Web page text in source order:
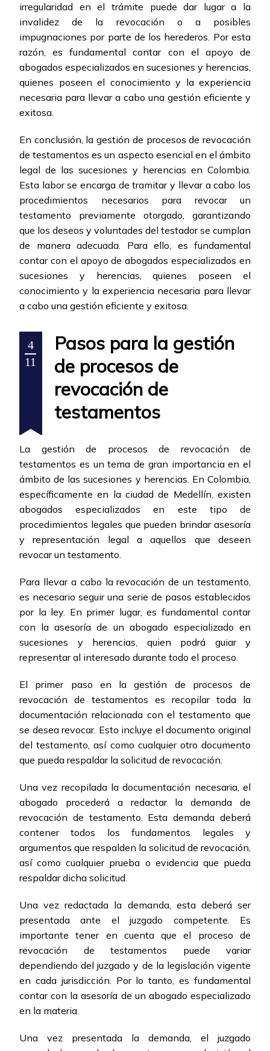
irregularidad en el trámite puede dar lugar a la
invalidez de la revocación o a posibles
impugnaciones por parte de los herederos. Por esta
razón, es fundamental contar con el apoyo de
abogados especializados en sucesiones y herencias,
quienes poseen el conocimiento y la experiencia
necesaria para llevar a cabo una gestión eficiente y
exitosa.
En conclusión, la gestión de procesos de revocación
de testamentos es un aspecto esencial en el ámbito
legal de las sucesiones y herencias en Colombia.
Esta labor se encarga de tramitar y llevar a cabo los
procedimientos necesarios para revocar un
testamento previamente otorgado, garantizando
que los deseos y voluntades del testador se cumplan
de manera adecuada. Para ello, es fundamental
contar con el apoyo de abogados especializados en
sucesiones y herencias, quienes poseen el
conocimiento y la experiencia necesaria para llevar
a cabo una gestión eficiente y exitosa.
4
11
Pasos para la gestión
de procesos de
revocación de
testamentos
La gestión de procesos de revocación de
testamentos es un tema de gran importancia en el
ámbito de las sucesiones y herencias. En Colombia,
específicamente en la ciudad de Medellín, existen
abogados especializados en este tipo de
procedimientos legales que pueden brindar asesoría
y representación legal a aquellos que deseen
revocar un testamento.
Para llevar a cabo la revocación de un testamento,
es necesario seguir una serie de pasos establecidos
por la ley. En primer lugar, es fundamental contar
con la asesoría de un abogado especializado en
sucesiones y herencias, quien podrá guiar y
representar al interesado durante todo el proceso.
El primer paso en la gestión de procesos de
revocación de testamentos es recopilar toda la
documentación relacionada con el testamento que
se desea revocar. Esto incluye el documento original
del testamento, así como cualquier otro documento
que pueda respaldar la solicitud de revocación.
Una vez recopilada la documentación necesaria, el
abogado procederá a redactar la demanda de
revocación de testamento. Esta demanda deberá
contener todos los fundamentos legales y
argumentos que respalden la solicitud de revocación,
así como cualquier prueba o evidencia que pueda
respaldar dicha solicitud.
Una vez redactada la demanda, esta deberá ser
presentada ante el juzgado competente. Es
importante tener en cuenta que el proceso de
revocación de testamentos puede variar
dependiendo del juzgado y de la legislación vigente
en cada jurisdicción. Por lo tanto, es fundamental
contar con la asesoría de un abogado especializado
en la materia.
Una vez presentada la demanda, el juzgado